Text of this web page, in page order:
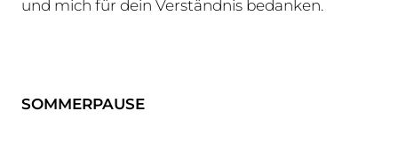
und mich für dein Verständnis bedanken.
SOMMERPAUSE